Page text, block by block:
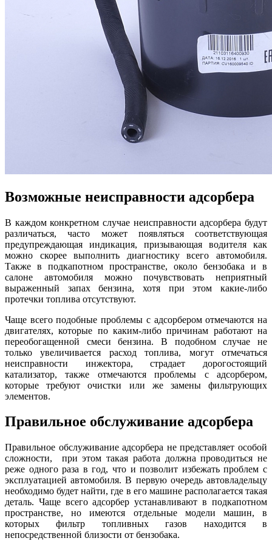
Возможные неисправности адсорбера
В каждом конкретном случае неисправности адсорбера будут
различаться, часто может появляться соответствующая
предупреждающая индикация, призывающая водителя как
можно скорее выполнить диагностику всего автомобиля.
Также в подкапотном пространстве, около бензобака и в
салоне автомобиля можно почувствовать неприятный
выраженный запах бензина, хотя при этом какие-либо
протечки топлива отсутствуют.
Чаще всего подобные проблемы с адсорбером отмечаются на
двигателях, которые по каким-либо причинам работают на
переобогащенной смеси бензина. В подобном случае не
только увеличивается расход топлива, могут отмечаться
неисправности инжектора, страдает дорогостоящий
катализатор, также отмечаются проблемы с адсорбером,
которые требуют очистки или же замены фильтрующих
элементов.
Правильное обслуживание адсорбера
Правильное обслуживание адсорбера не представляет особой
сложности,
при этом такая работа должна проводиться не
реже одного раза в год, что и позволит избежать проблем с
эксплуатацией автомобиля. В первую очередь автовладельцу
необходимо будет найти, где в его машине располагается такая
деталь. Чаще всего адсорбер устанавливают в подкапотном
пространстве, но имеются отдельные модели машин, в
которых фильтр топливных газов находится в
непосредственной близости от бензобака.